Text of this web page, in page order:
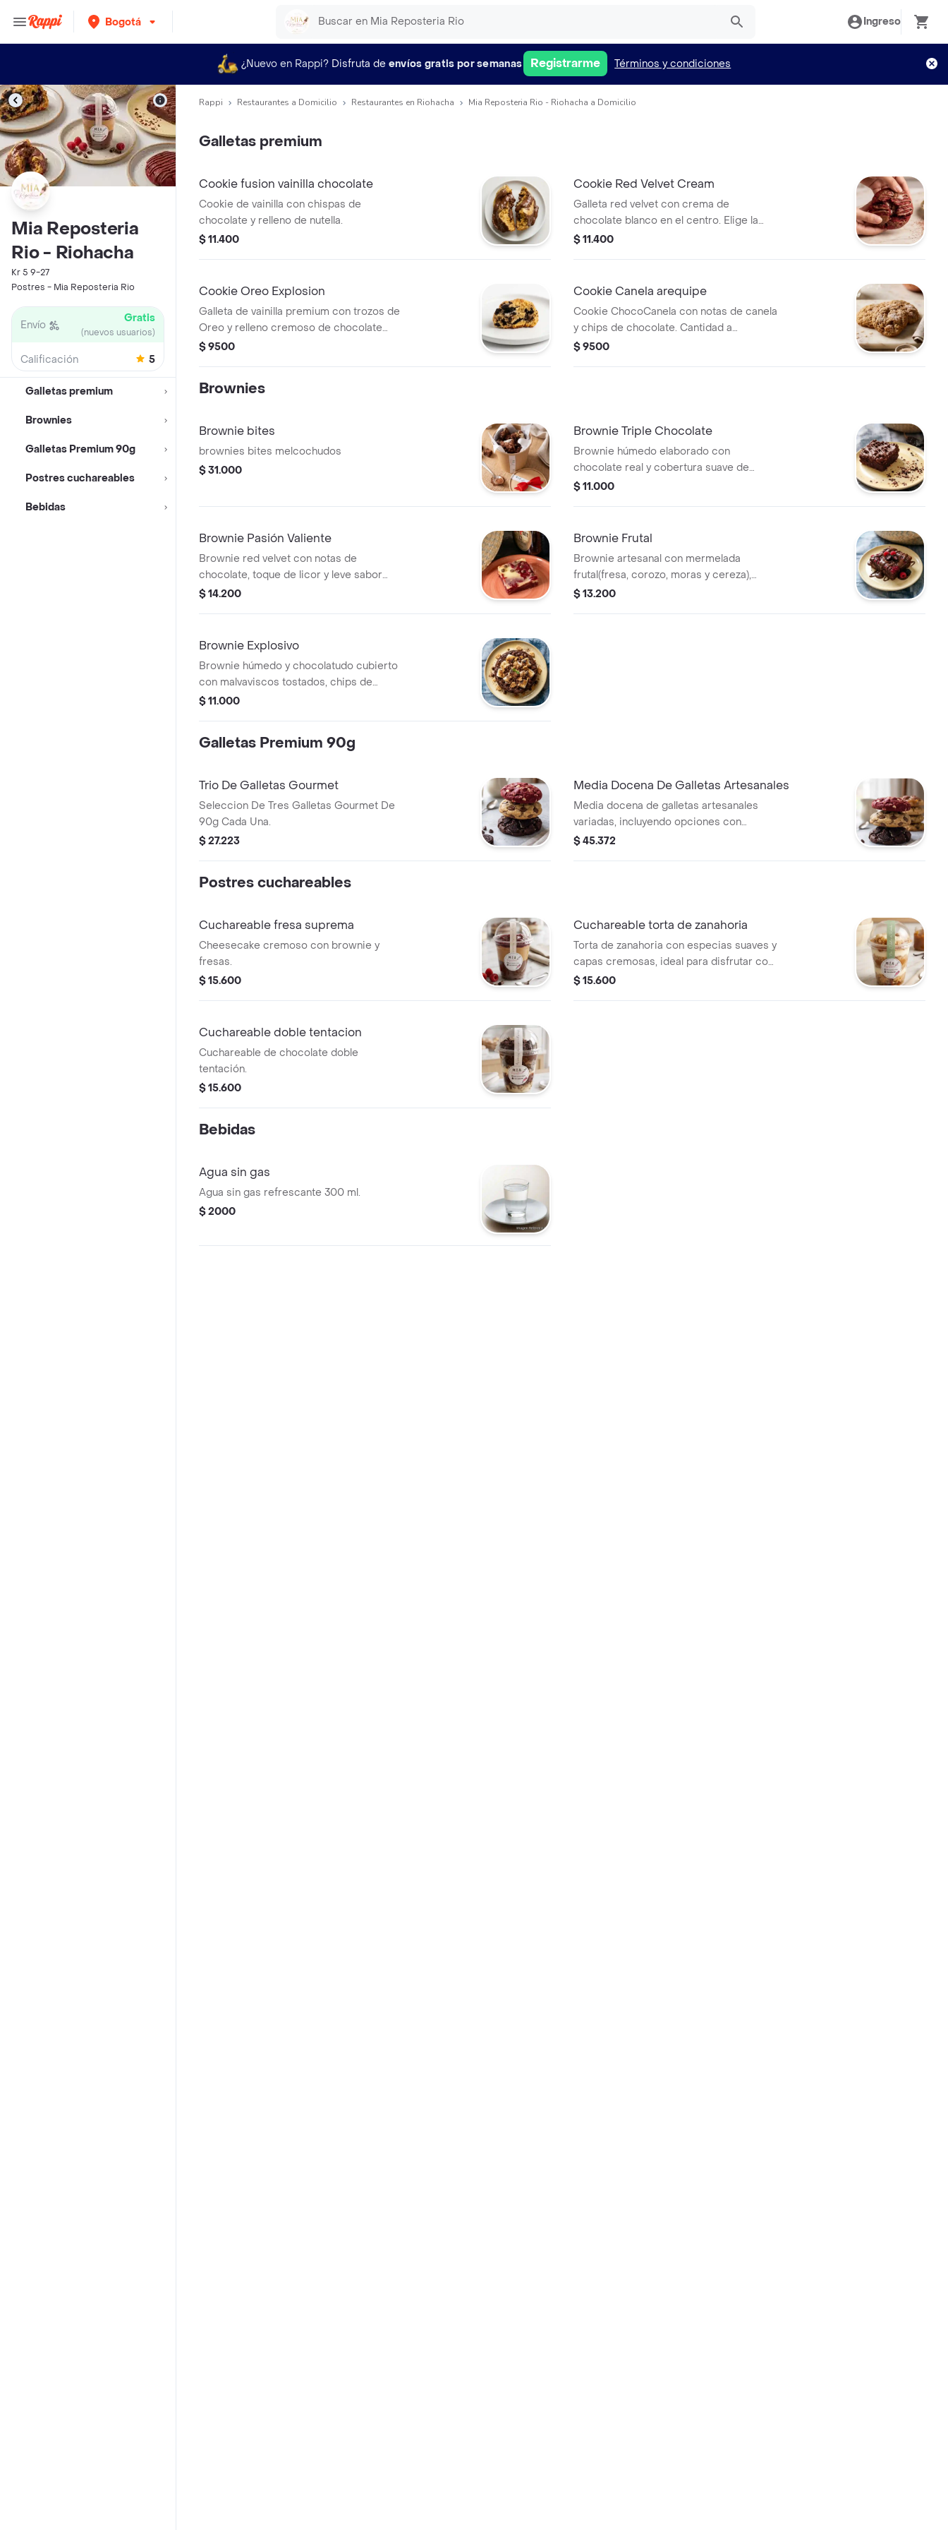
Bogotá Ingreso
¿Nuevo en Rappi? Disfruta de envíos gratis por semanas Registrarme Términos y condiciones
Mia Reposteria
Rio - Riohacha
Kr 5 9-27
Postres - Mia Reposteria Rio
Envío Gratis
(nuevos usuarios)
Calificación 5
Galletas premium
Brownies
Galletas Premium 90g
Postres cuchareables
Bebidas
Rappi Restaurantes a Domicilio Restaurantes en Riohacha Mia Reposteria Rio - Riohacha a Domicilio
Galletas premium
Cookie fusion vainilla chocolate
Cookie de vainilla con chispas de
chocolate y relleno de nutella.
$ 11.400
Cookie Red Velvet Cream
Galleta red velvet con crema de
chocolate blanco en el centro. Elige la
cantidad de orden.
$ 11.400
Cookie Oreo Explosion
Galleta de vainilla premium con trozos de
Oreo y relleno cremoso de chocolate
blanco, cantidad de orden a elección.
$ 9500
Cookie Canela arequipe
Cookie ChocoCanela con notas de canela
y chips de chocolate. Cantidad a
elección.
$ 9500
Brownies
Brownie bites
brownies bites melcochudos
$ 31.000
Brownie Triple Chocolate
Brownie húmedo elaborado con
chocolate real y cobertura suave de
ganache.
$ 11.000
Brownie Pasión Valiente
Brownie red velvet con notas de
chocolate, toque de licor y leve sabor
picante. Decorado con chispas de
$ 14.200
Brownie Frutal
Brownie artesanal con mermelada
frutal(fresa, corozo, moras y cereza),
chocolate derretido y frutas frescas
$ 13.200
Brownie Explosivo
Brownie húmedo y chocolatudo cubierto
con malvaviscos tostados, chips de
chocolate y trozos crocantes de galleta
$ 11.000
Galletas Premium 90g
Trio De Galletas Gourmet
Seleccion De Tres Galletas Gourmet De
90g Cada Una.
$ 27.223
Media Docena De Galletas Artesanales
Media docena de galletas artesanales
variadas, incluyendo opciones con
chispas de chocolate, nueces y
$ 45.372
Postres cuchareables
Cuchareable fresa suprema
Cheesecake cremoso con brownie y
fresas.
$ 15.600
Cuchareable torta de zanahoria
Torta de zanahoria con especias suaves y
capas cremosas, ideal para disfrutar con
cuchara.
$ 15.600
Cuchareable doble tentacion
Cuchareable de chocolate doble
tentación.
$ 15.600
Bebidas
Agua sin gas
Agua sin gas refrescante 300 ml.
$ 2000